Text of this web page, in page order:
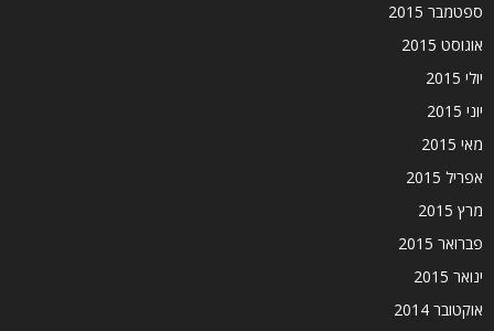
ספטמבר 2015
אוגוסט 2015
יולי 2015
יוני 2015
מאי 2015
אפריל 2015
מרץ 2015
פברואר 2015
ינואר 2015
אוקטובר 2014